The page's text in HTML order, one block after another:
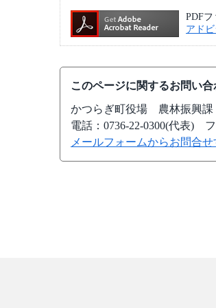
PDFフ
アド
このページに関するお問い合
かつらぎ町役場 農林振興
電話：0736-22-0300(代表)
メールフォームからお問合せ